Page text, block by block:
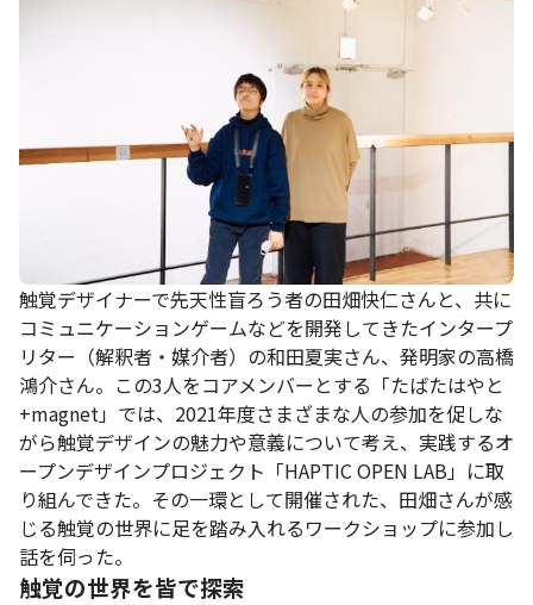
触覚デザイナーで先天性盲ろう者の田畑快仁さんと、共に
コミュニケーションゲームなどを開発してきたインタープ
リター（解釈者・媒介者）の和田夏実さん、発明家の高橋
鴻介さん。この3人をコアメンバーとする「たばたはやと
+magnet」では、2021年度さまざまな人の参加を促しな
がら触覚デザインの魅力や意義について考え、実践するオ
ープンデザインプロジェクト「HAPTIC OPEN LAB」に取
り組んできた。その一環として開催された、田畑さんが感
じる触覚の世界に足を踏み入れるワークショップに参加し
話を伺った。
触覚の世界を皆で探索